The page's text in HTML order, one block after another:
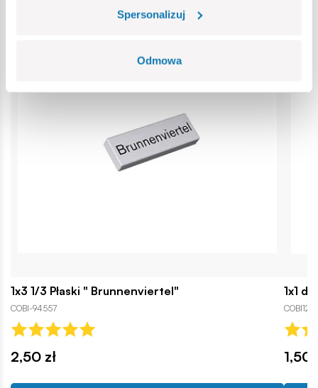
Spersonalizuj
Odmowa
1x3 1/3 Płaski " Brunnenviertel"
COBI-94557
2,50 zł
1x1
1,50